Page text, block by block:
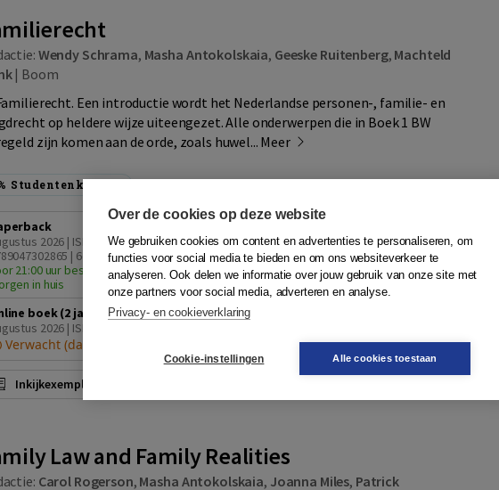
Wendy Schrama, Masha Antokolskaia, Geeske Ruitenberg, Machteld
| Boom
Een introductie wordt het Nederlandse personen-, familie- en
op heldere wijze uiteengezet. Alle onderwerpen die in Boek 1 BW
zijn komen aan de orde, zoals huwel... Meer
Studentenkorting
2026 | ISBN
| 6e druk
21:00 uur besteld,
in huis
65,50 Quantity
− + In winkelwagen
boek (2 jaar toegang)
2026 | ISBN 3309010003283 | 6e druk
Verwacht (datum nog niet bekend)
Inkijkexemplaar
Law and Family Realities
Carol Rogerson, Masha Antokolskaia, Joanna Miles, Patrick
Over de cookies op deze website
We gebruiken cookies om content en advertenties te personaliseren, om
functies voor social media te bieden en om ons websiteverkeer te
analyseren. Ook delen we informatie over jouw gebruik van onze site met
onze partners voor social media, adverteren en analyse.
Privacy- en cookieverklaring
Cookie-instellingen Alle cookies toestaan